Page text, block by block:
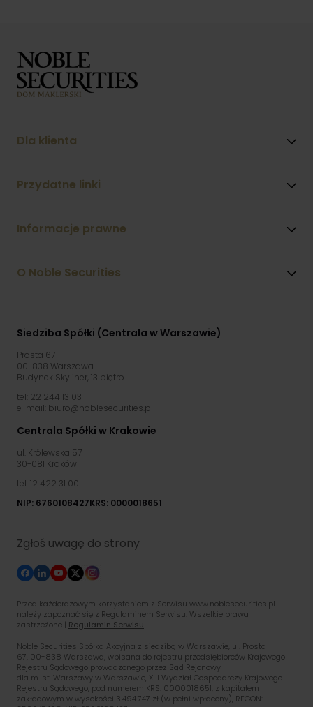
Siedziba Spółki (Centrala w Warszawie)
Prosta 67
00-838 Warszawa
Budynek Skyliner, 13 piętro
tel: 22 244 13 03
e-mail: biuro@noblesecurities.pl
Centrala Spółki w Krakowie
ul. Królewska 57
30-081 Kraków
tel: 12 422 31 00
NIP: 6760108427KRS: 0000018651
Zgłoś uwagę do strony
Dla klienta
Przydatne linki
Informacje prawne
O Noble Securities
Przed każdorazowym korzystaniem z Serwisu www.noblesecurities.pl
należy zapoznać się z Regulaminem Serwisu. Wszelkie prawa
zastrzeżone | Regulamin Serwisu
Noble Securities Spółka Akcyjna z siedzibą w Warszawie, ul. Prosta
67, 00-838 Warszawa, wpisana do rejestru przedsiębiorców Krajowego
Rejestru Sądowego prowadzonego przez Sąd Rejonowy
dla m. st. Warszawy w Warszawie, XIII Wydział Gospodarczy Krajowego
Rejestru Sądowego, pod numerem KRS: 0000018651, z kapitałem
zakładowym w wysokości 3.494.747 zł (w pełni wpłacony), REGON: